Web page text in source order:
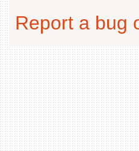
Report a bug